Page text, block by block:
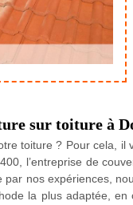
sur toiture à
toiture ? Pour cela,
l’entreprise de
par nos expériences,
la plus adaptée,